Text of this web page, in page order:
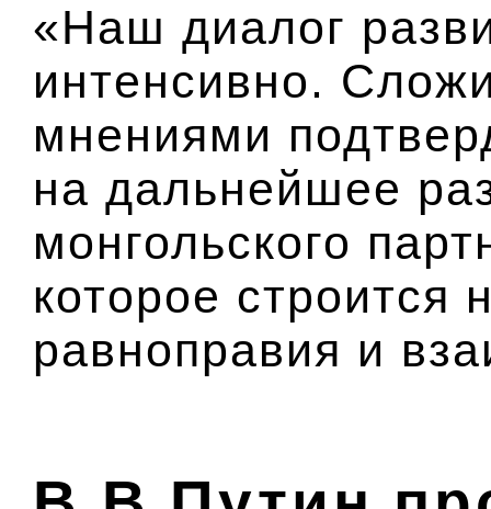
«Наш диалог
интенсивно.
мнениями
на дальнейшее
монгольского
которое строится
равноправия и